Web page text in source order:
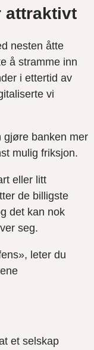
attraktivt
nesten åtte
å stramme inn
i ettertid av
vi
gjøre banken mer
mulig friksjon.
eller litt
de billigste
det kan nok
seg.
leter du
et selskap